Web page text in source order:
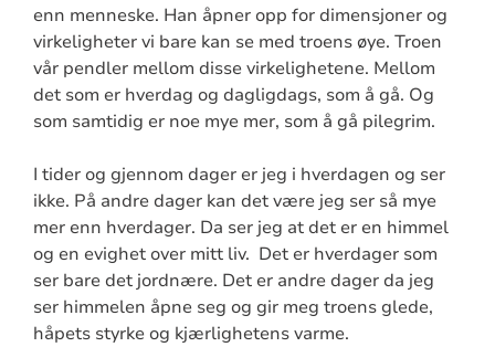
enn menneske. Han åpner opp for dimensjoner og
virkeligheter vi bare kan se med troens øye. Troen
vår pendler mellom disse virkelighetene. Mellom
det som er hverdag og dagligdags, som å gå. Og
som samtidig er noe mye mer, som å gå pilegrim.
I tider og gjennom dager er jeg i hverdagen og ser
ikke. På andre dager kan det være jeg ser så mye
mer enn hverdager. Da ser jeg at det er en himmel
og en evighet over mitt liv. Det er hverdager som
ser bare det jordnære. Det er andre dager da jeg
ser himmelen åpne seg og gir meg troens glede,
håpets styrke og kjærlighetens varme.